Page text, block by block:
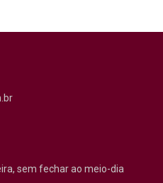
sem fechar ao meio-dia